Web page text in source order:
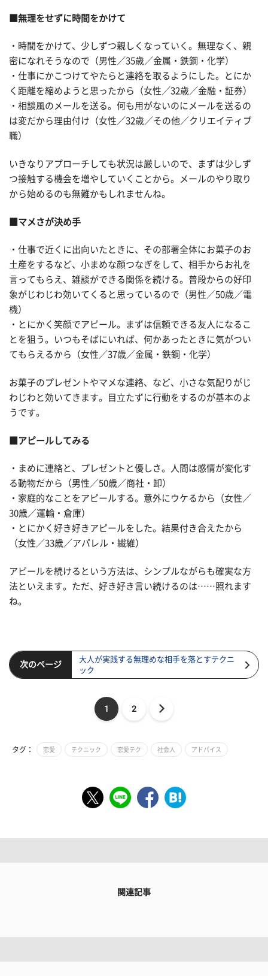
■無理をせずに時間をかけて
・時間をかけて、少しずつ親しくなっていく。無理なく、親
密になれそうなので（男性／35歳／金属・鉄鋼・化学）
・仕事にかこつけてやたらと連絡を取るようにした。とにか
く距離を縮めようと思ったから（女性／32歳／金融・証券）
・相談風のメールを送る。何も用がないのにメールを送るの
は変だから理由付け（女性／32歳／その他／クリエイティブ
職）
いきなりアプローチしても状況は厳しいので、まずは少しず
つ接触する機会を増やしていくことから。メールのやり取り
から始めるのも無難かもしれませんね。
■マメさが決め手
・仕事で近くに出向いたときに、その部署全体にお菓子のお
土産をするなど、小まめな顔つなぎをして、相手からお礼を
言ってもらえ、雑談ができる関係を続ける。普段からの好印
象がじわじわ効いてくると思っているので（男性／50歳／電
機）
・とにかく笑顔でアピール。まずは信頼できる友人になるこ
とを狙う。いつもそばにいれば、何かあったときに気がつい
てもらえるから（女性／37歳／金属・鉄鋼・化学）
お菓子のプレゼントやマメな連絡、など、小さな気配りがじ
わじわと効いてきます。目立たずに行動をするのが基本のよ
うです。
■アピールしてみる
・まめに連絡と、プレゼントと優しさ。人間は感情が変化す
る動物だから（男性／50歳／商社・卸）
・家庭的なことをアピールする。意外にウケるから（女性／
30歳／運輸・倉庫）
・とにかく好き好きアピールをした。結果付き合えたから
（女性／33歳／アパレル・繊維）
アピールを続けるという方法は、シンプルながらも確実な方
法といえます。ただ、好き好き言い続けるのは……照れます
ね。
次のページ
大人が実践する無理めな相手を落とすテクニ
ック
1 2
タグ： 恋愛 テクニック 恋愛テク 社会人 アドバイス
関連記事